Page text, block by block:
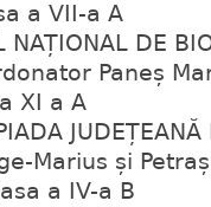
a VII-a A
DE
Paneș
XI a A
Marius și
a IV-a B